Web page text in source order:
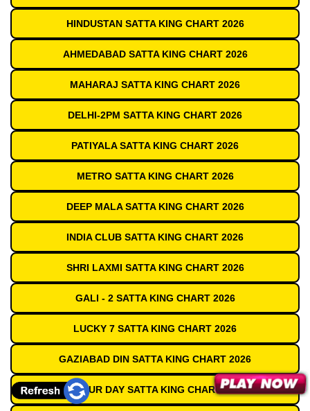
HINDUSTAN SATTA KING CHART 2026
AHMEDABAD SATTA KING CHART 2026
MAHARAJ SATTA KING CHART 2026
DELHI-2PM SATTA KING CHART 2026
PATIYALA SATTA KING CHART 2026
METRO SATTA KING CHART 2026
DEEP MALA SATTA KING CHART 2026
INDIA CLUB SATTA KING CHART 2026
SHRI LAXMI SATTA KING CHART 2026
GALI - 2 SATTA KING CHART 2026
LUCKY 7 SATTA KING CHART 2026
GAZIABAD DIN SATTA KING CHART 2026
TEZPUR DAY SATTA KING CHART 2026